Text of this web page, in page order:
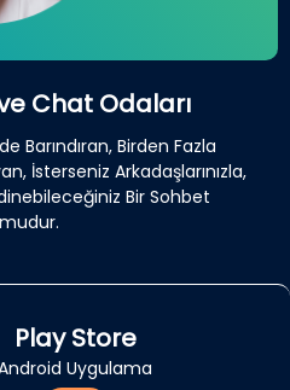
Chat Odaları
Barındıran, Birden Fazla
İsterseniz Arkadaşlarınızla,
Bir Sohbet
Play Store
Uygulama